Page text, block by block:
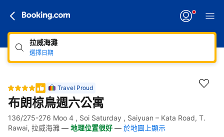
拉威海灘
選擇日期
Travel Proud
布朗椋鳥週六公寓
快速連結
跳至住宿介紹
跳至熱門設施
跳至客房類型
跳至訂房政策
136/275-276 Moo 4 , Soi Saturday , Saiyuan – Kata Road, T.
Rawai, 拉威海灘 — 地理位置很好 — 於地圖上顯示